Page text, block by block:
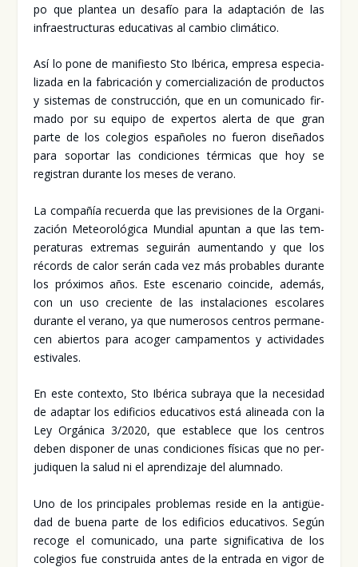
po que plan­tea un desa­fío para la adap­ta­ción de las
infra­es­truc­tu­ras edu­ca­ti­vas al cam­bio cli­má­ti­co.
Así lo pone de mani­fies­to Sto Ibé­ri­ca, empre­sa espe­cia­
li­za­da en la fabri­ca­ción y comer­cia­li­za­ción de pro­duc­tos
y sis­te­mas de cons­truc­ción, que en un comu­ni­ca­do fir­
ma­do por su equi­po de exper­tos aler­ta de que gran
par­te de los cole­gios espa­ño­les no fue­ron dise­ña­dos
para sopor­tar las con­di­cio­nes tér­mi­cas que hoy se
regis­tran duran­te los meses de verano.
La com­pa­ñía recuer­da que las pre­vi­sio­nes de la Orga­ni­
za­ción Meteo­ro­ló­gi­ca Mun­dial apun­tan a que las tem­
pe­ra­tu­ras extre­mas segui­rán aumen­tan­do y que los
récords de calor serán cada vez más pro­ba­bles duran­te
los pró­xi­mos años. Este esce­na­rio coin­ci­de, ade­más,
con un uso cre­cien­te de las ins­ta­la­cio­nes esco­la­res
duran­te el verano, ya que nume­ro­sos cen­tros per­ma­ne­
cen abier­tos para aco­ger cam­pa­men­tos y acti­vi­da­des
esti­va­les.
En este con­tex­to, Sto Ibé­ri­ca sub­ra­ya que la nece­si­dad
de adap­tar los edi­fi­cios edu­ca­ti­vos está ali­nea­da con la
Ley Orgá­ni­ca 3/2020, que esta­ble­ce que los cen­tros
deben dis­po­ner de unas con­di­cio­nes físi­cas que no per­
ju­di­quen la salud ni el apren­di­za­je del alum­na­do.
Uno de los prin­ci­pa­les pro­ble­mas resi­de en la anti­güe­
dad de bue­na par­te de los edi­fi­cios edu­ca­ti­vos. Según
reco­ge el comu­ni­ca­do, una par­te sig­ni­fi­ca­ti­va de los
cole­gios fue cons­trui­da antes de la entra­da en vigor de